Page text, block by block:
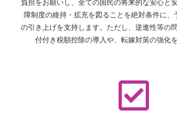
負担をお願いし、全ての国民の将来的な安心と
障制度の維持・拡充を図ることを絶対条件に
の引き上げを支持します。ただし、逆進性等の
付付き税額控除の導入や、転嫁対策の強化